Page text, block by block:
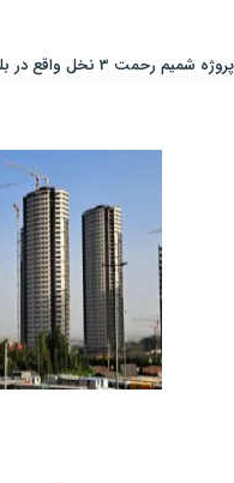
پروژه شمیم رحمت 3 نخل واقع در بلوار کوهک منطقه 22